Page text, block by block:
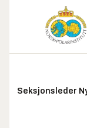
Seksjonsleder